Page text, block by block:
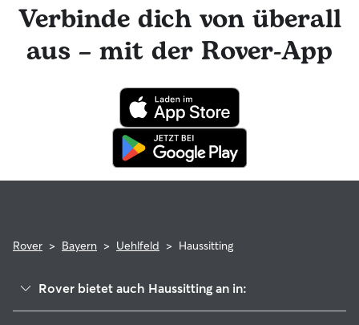
engagierte Rover-Team ist für dich da und dein Haussitter
hat die Möglichkeit, professionelle tierärztliche Beratung in
Anspruch zu nehmen. Im seltenen Fall eines Problems
während der Buchung kannst du beruhigt sein, denn dein
für tierärztliche Behandlungen erstattet.
Verbinde dich von überall
aus – mit der Rover-App
Rover > Bayern > Uehlfeld > Haussitting
Rover bietet auch Haussitting an in: